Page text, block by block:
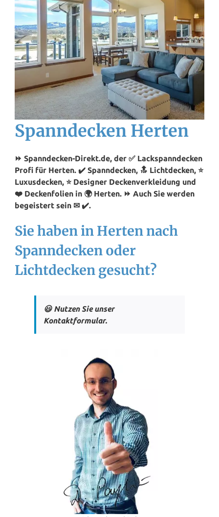
Spanndecken Herten
⏩ Spanndecken-Direkt.de, der ✅ Lackspanndecken
Profi für Herten. ✔️ Spanndecken, 🔝 Lichtdecken, ⭐
Luxusdecken, ⭐ Designer Deckenverkleidung und
❤️ Deckenfolien in 🌍 Herten. ⏩ Auch Sie werden
begeistert sein ✉ ✔️.
Sie haben in Herten nach
Spanndecken oder
Lichtdecken gesucht?
😃 Nutzen Sie unser
Kontaktformular.